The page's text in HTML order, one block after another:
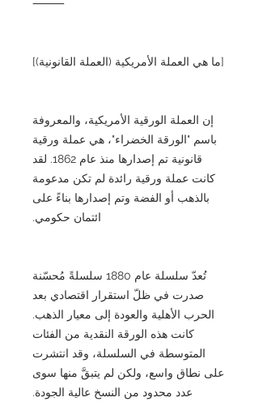
⸻
[ما هي العملة الأمريكية (العملة القانونية)]
إن العملة الورقية الأمريكية، والمعروفة
باسم "الورقة الخضراء"، هي عملة ورقية
قانونية تم إصدارها منذ عام 1862. لقد
كانت عملة ورقية رائدة لم تكن مدعومة
بالذهب أو الفضة وتم إصدارها بناءً على
ائتمان حكومي.
تُعدّ سلسلة عام 1880 سلسلةً مُحسّنة
صدرت في ظلّ استقرار اقتصادي بعد
الحرب الأهلية والعودة إلى معيار الذهب.
كانت هذه الورقة النقدية من الفئات
المتوسطة في السلسلة، وقد انتشرت
على نطاق واسع، ولكن لم يتبقَّ منها سوى
عدد محدود من النسخ عالية الجودة.